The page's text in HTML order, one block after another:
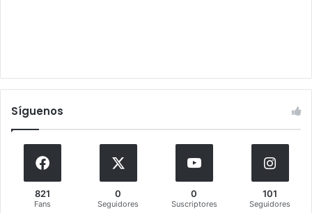
Síguenos
821
Fans
0
Seguidores
0
Suscriptores
101
Seguidores